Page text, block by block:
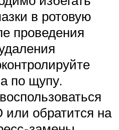
в ротовую
проведения
по щупу.
обратится на